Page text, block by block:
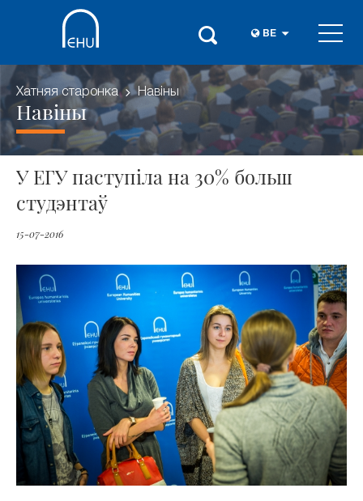
BE
Хатняя старонка Навіны
Навіны
У ЕГУ паступіла на 30% больш
студэнтаў
15-07-2016